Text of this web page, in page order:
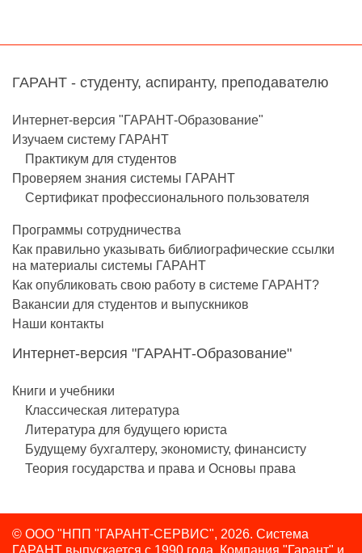
ГАРАНТ - студенту, аспиранту, преподавателю
Интернет-версия "ГАРАНТ-Образование"
Изучаем систему ГАРАНТ
Практикум для студентов
Проверяем знания системы ГАРАНТ
Сертификат профессионального пользователя
Программы сотрудничества
Как правильно указывать библиографические ссылки
на материалы системы ГАРАНТ
Как опубликовать свою работу в системе ГАРАНТ?
Вакансии для студентов и выпускников
Наши контакты
Интернет-версия "ГАРАНТ-Образование"
Книги и учебники
Классическая литература
Литература для будущего юриста
Будущему бухгалтеру, экономисту, финансисту
Теория государства и права и Основы права
© ООО "НПП "ГАРАНТ-СЕРВИС", 2026. Система
ГАРАНТ выпускается с 1990 года.
Компания "Гарант" и